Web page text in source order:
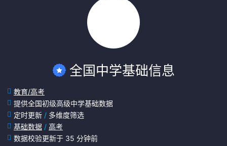
全国中学基础信息
教育/高考
提供全国初级高级中学基础数据
定时更新 / 多维度筛选
基础数据 / 高考
数据校验更新于 35 分钟前